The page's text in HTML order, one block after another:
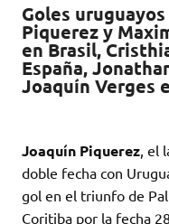
it
te
r
at
s
A
p
e
b
o
o
r
Goles
Piquerez y
en Brasil,
España,
Joaquín Verges
Joaquín Piquerez ,
doble fecha con
gol en el triunfo de
Coritiba por la fecha